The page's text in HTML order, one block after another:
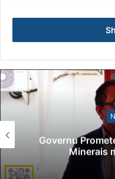
Governu
Minerais